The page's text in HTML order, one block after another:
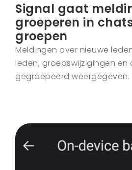
Signal gaat
groeperen in
groepen
Meldingen over nieuwe
leden, groepswijzigingen
gegroepeerd weergegeven.